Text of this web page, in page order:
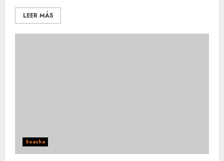
LEER MÁS
Soacha